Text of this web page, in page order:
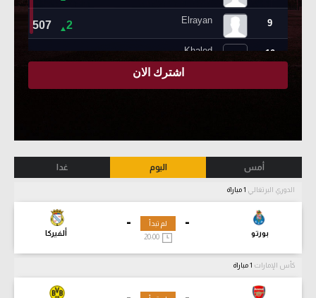
أمس اليوم غدا
الدوري البرتغالي
-
بورتو
-
ألفيركا
لم تبدأ
كأس الإمارات